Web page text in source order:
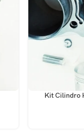
AÑADIR AL
Kit Cilindro